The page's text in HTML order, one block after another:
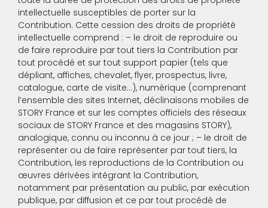
intellectuelle susceptibles de porter sur la
Contribution. Cette cession des droits de propriété
intellectuelle comprend : – le droit de reproduire ou
de faire reproduire par tout tiers la Contribution par
tout procédé et sur tout support papier (tels que
dépliant, affiches, chevalet, flyer, prospectus, livre,
catalogue, carte de visite…), numérique (comprenant
l’ensemble des sites Internet, déclinaisons mobiles de
STORY France et sur les comptes officiels des réseaux
sociaux de STORY France et des magasins STORY),
analogique, connu ou inconnu à ce jour ; – le droit de
représenter ou de faire représenter par tout tiers, la
Contribution, les reproductions de la Contribution ou
œuvres dérivées intégrant la Contribution,
notamment par présentation au public, par exécution
publique, par diffusion et ce par tout procédé de